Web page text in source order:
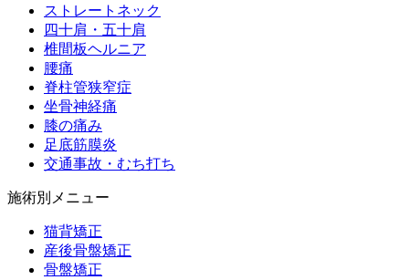
ストレートネック
四十肩・五十肩
椎間板ヘルニア
腰痛
脊柱管狭窄症
坐骨神経痛
膝の痛み
足底筋膜炎
交通事故・むち打ち
施術別メニュー
猫背矯正
産後骨盤矯正
骨盤矯正